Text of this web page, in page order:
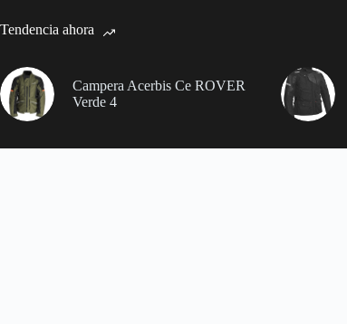
Tendencia ahora
Campera Acerbis Ce ROVER
Verde 4